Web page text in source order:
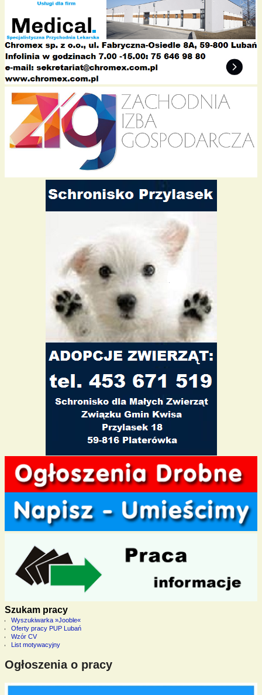
Szukam pracy
Wyszukiwarka »Jooble«
Oferty pracy PUP Lubań
Wzór CV
List motywacyjny
Ogłoszenia o pracy